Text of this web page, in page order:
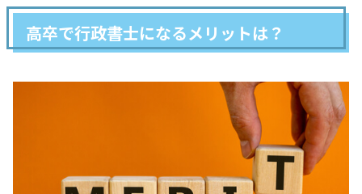
高卒で行政書士になるメリットは？